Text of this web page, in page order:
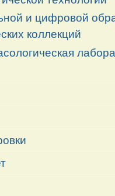
и цифровой
коллекций